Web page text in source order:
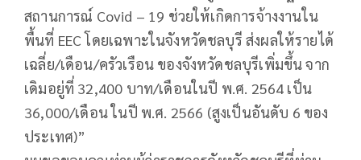
สถานการณ์ Covid – 19 ช่วยให้เกิดการจ้างงานใน
พื้นที่ EEC โดยเฉพาะในจังหวัดชลบุรี ส่งผลให้รายได้
เฉลี่ย/เดือน/ครัวเรือน ของจังหวัดชลบุรีเพิ่มขึ้น จาก
เดิมอยู่ที่ 32,400 บาท/เดือนในปี พ.ศ. 2564 เป็น
36,000/เดือน ในปี พ.ศ. 2566 (สูงเป็นอันดับ 6 ของ
ประเทศ)”